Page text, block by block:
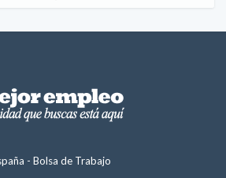
- Bolsa de Trabajo